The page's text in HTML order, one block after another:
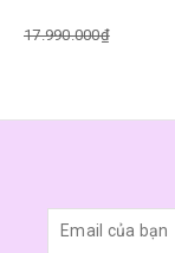
17.990.000₫